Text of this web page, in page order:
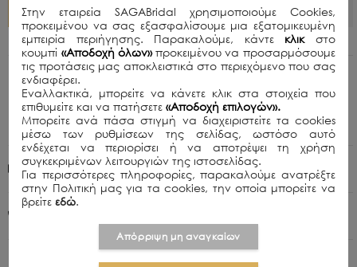
ΠΡΟΣΘΗΚΗ ΣΤΟ ΚΑΛΑΘΙ
Περιγραφή
Γόβες σε μπεζ χρώμα.
Ύψος Τακουνιού (cm): 5
Πολιτική Αποστολών
Στην εταιρεία SAGABridal χρησιμοποιούμε Cookies,
προκειμένου να σας εξασφαλίσουμε μια εξατομικευμένη
εμπειρία περιήγησης. Παρακαλούμε, κάντε κλικ στο
κουμπί «Αποδοχή όλων»προκειμένου να προσαρμόσουμε
τις προτάσεις μας αποκλειστικά στο περιεχόμενο που σας
ενδιαφέρει.
Εναλλακτικά, μπορείτε να κάνετε κλικ στα στοιχεία που
επιθυμείτε και να πατήσετε«Αποδοχή επιλογών».
Μπορείτε ανά πάσα στιγμή να διαχειριστείτε τα cookies
μέσω των ρυθμίσεων της σελίδας, ωστόσο αυτό
ενδέχεται να περιορίσει ή να αποτρέψει τη χρήση
συγκεκριμένων λειτουργιών της ιστοσελίδας.
Για περισσότερες πληροφορίες, παρακαλούμε ανατρέξτε
στην Πολιτική μας για τα cookies, την οποία μπορείτε να
βρείτεεδώ.
Απόρριψη μη αναγκαίων